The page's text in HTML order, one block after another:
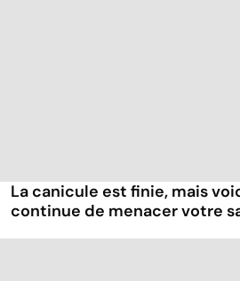
La canicule est finie, mais
continue de menacer votre